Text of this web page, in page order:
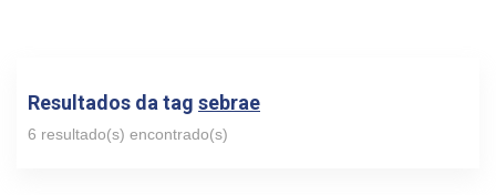
Resultados da tag sebrae
6 resultado(s) encontrado(s)